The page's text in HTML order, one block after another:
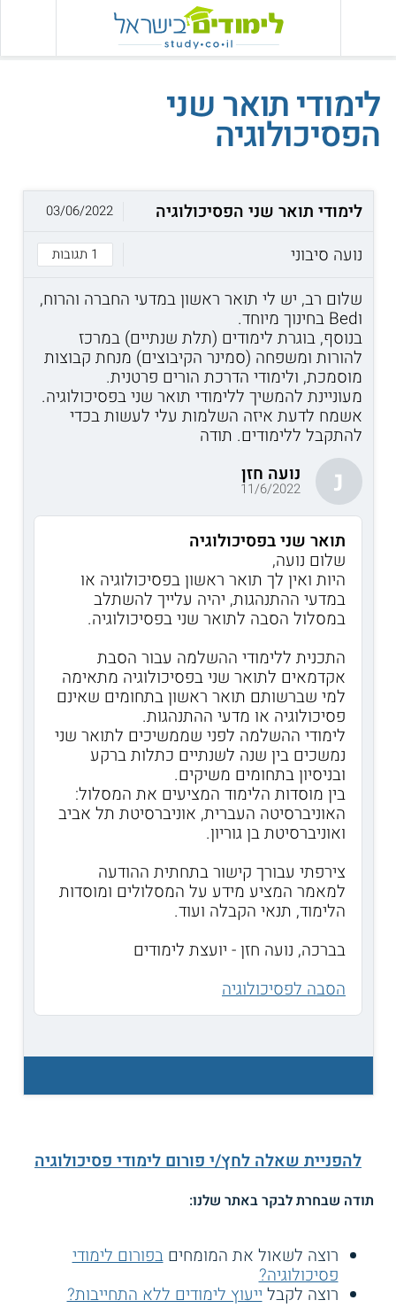
לימודי תואר שני
הפסיכולוגיה
לימודי תואר שני הפסיכולוגיה
נועה סיבוני
1 תגובות
03/06/2022
שלום רב, יש לי תואר ראשון במדעי החברה והרוח,
וBed בחינוך מיוחד.
בנוסף, בוגרת לימודים (תלת שנתיים) במרכז
להורות ומשפחה (סמינר הקיבוצים) מנחת קבוצות
מוסמכת, ולימודי הדרכת הורים פרטנית.
מעוניינת להמשיך ללימודי תואר שני בפסיכולוגיה.
אשמח לדעת איזה השלמות עלי לעשות בכדי
להתקבל ללימודים. תודה
נ נועה חזן
11/6/2022
תואר שני בפסיכולוגיה
שלום נועה,
היות ואין לך תואר ראשון בפסיכולוגיה או
במדעי ההתנהגות, יהיה עלייך להשתלב
במסלול הסבה לתואר שני בפסיכולוגיה.
התכנית ללימודי ההשלמה עבור הסבת
אקדמאים לתואר שני בפסיכולוגיה מתאימה
למי שברשותם תואר ראשון בתחומים שאינם
פסיכולוגיה או מדעי ההתנהגות.
לימודי ההשלמה לפני שממשיכים לתואר שני
נמשכים בין שנה לשנתיים כתלות ברקע
ובניסיון בתחומים משיקים.
בין מוסדות הלימוד המציעים את המסלול:
האוניברסיטה העברית, אוניברסיטת תל אביב
ואוניברסיטת בן גוריון.
צירפתי עבורך קישור בתחתית ההודעה
למאמר המציע מידע על המסלולים ומוסדות
הלימוד, תנאי הקבלה ועוד.
בברכה, נועה חזן - יועצת לימודים
הסבה לפסיכולוגיה
להפניית שאלה לחץ/י פורום לימודי פסיכולוגיה
תודה שבחרת לבקר באתר שלנו:
רוצה לשאול את המומחיםבפורום לימודי
פסיכולוגיה?
רוצה לקבלייעוץ לימודים ללא התחייבות?